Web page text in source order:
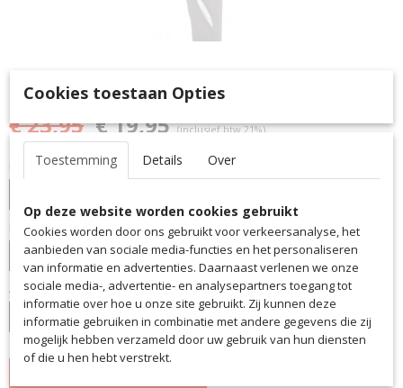
Trainingsbroek S90-VIBE
€ 23,95 € 19,95 (inclusief btw 21%)
Kleur
Aantal
Cookies toestaan Opties
Toestemming Details Over
Op deze website worden cookies gebruikt
Cookies worden door ons gebruikt voor verkeersanalyse, het
aanbieden van sociale media-functies en het personaliseren
van informatie en advertenties. Daarnaast verlenen we onze
sociale media-, advertentie- en analysepartners toegang tot
informatie over hoe u onze site gebruikt. Zij kunnen deze
informatie gebruiken in combinatie met andere gegevens die zij
mogelijk hebben verzameld door uw gebruik van hun diensten
of die u hen hebt verstrekt.